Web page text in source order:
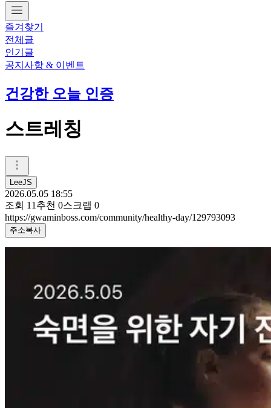
즐겨찾기
전체글
인기글
공지사항 & 이벤트
건강한 오늘 인증
스트레칭
LeeJS
2026.05.05 18:55
조회 11 추천 0스크랩 0
https://gwaminboss.com/community/healthy-day/129793093
주소복사